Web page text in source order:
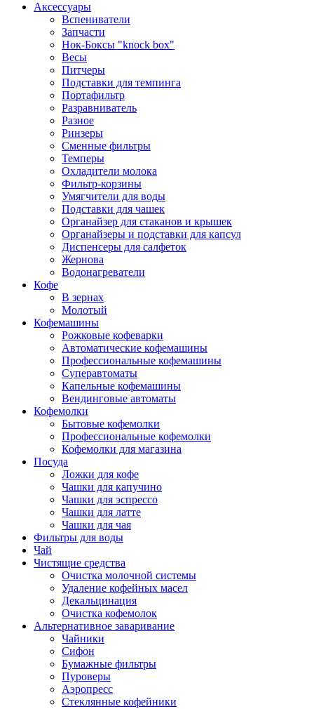
Аксессуары
Вспениватели
Запчасти
Нок-Боксы "knock box"
Весы
Питчеры
Подставки для темпинга
Портафильтр
Разравниватель
Разное
Ринзеры
Сменные фильтры
Темперы
Охладители молока
Фильтр-корзины
Умягчители для воды
Подставки для чашек
Органайзер для стаканов и крышек
Органайзеры и подставки для капсул
Диспенсеры для салфеток
Жернова
Водонагреватели
Кофе
В зернах
Молотый
Кофемашины
Рожковые кофеварки
Автоматические кофемашины
Профессиональные кофемашины
Суперавтоматы
Капельные кофемашины
Вендинговые автоматы
Кофемолки
Бытовые кофемолки
Профессиональные кофемолки
Кофемолки для магазина
Посуда
Ложки для кофе
Чашки для капучино
Чашки для эспрессо
Чашки для латте
Чашки для чая
Фильтры для воды
Чай
Чистящие средства
Очистка молочной системы
Удаление кофейных масел
Декальцинация
Очистка кофемолок
Альтернативное заваривание
Чайники
Сифон
Бумажные фильтры
Пуроверы
Аэропресс
Стеклянные кофейники